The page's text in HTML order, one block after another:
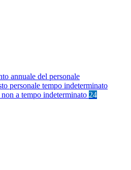
annuale del personale
personale tempo indeterminato
non a tempo indeterminato 24